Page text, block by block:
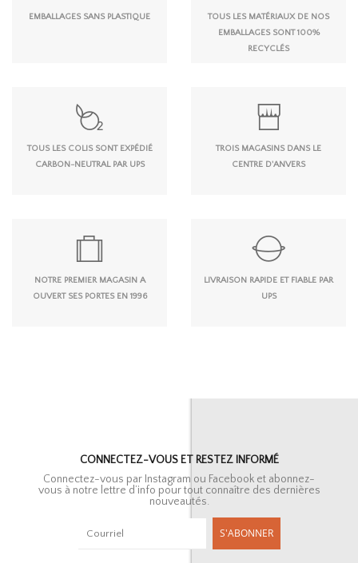
EMBALLAGES SANS PLASTIQUE
TOUS LES MATÉRIAUX DE NOS
EMBALLAGES SONT 100%
RECYCLÉS
TOUS LES COLIS SONT EXPÉDIÉ
CARBON-NEUTRAL PAR UPS
TROIS MAGASINS DANS LE
CENTRE D'ANVERS
NOTRE PREMIER MAGASIN A
OUVERT SES PORTES EN 1996
LIVRAISON RAPIDE ET FIABLE PAR
UPS
CONNECTEZ-VOUS ET RESTEZ INFORMÉ
Connectez-vous par Instagram ou Facebook et abonnez-
vous à notre lettre d’info pour tout connaître des dernières
nouveautés.
S'ABONNER